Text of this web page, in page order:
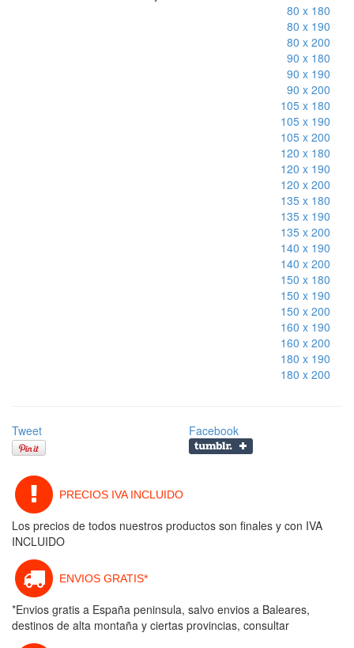
80 x 180
80 x 190
80 x 200
90 x 180
90 x 190
90 x 200
105 x 180
105 x 190
105 x 200
120 x 180
120 x 190
120 x 200
135 x 180
135 x 190
135 x 200
140 x 190
140 x 200
150 x 180
150 x 190
150 x 200
160 x 190
160 x 200
180 x 190
180 x 200
Tweet Facebook
PRECIOS IVA INCLUIDO
Los precios de todos nuestros productos son finales y con IVA
INCLUIDO
ENVIOS GRATIS*
*Envios gratis a España peninsula, salvo envios a Baleares,
destinos de alta montaña y ciertas provincias, consultar